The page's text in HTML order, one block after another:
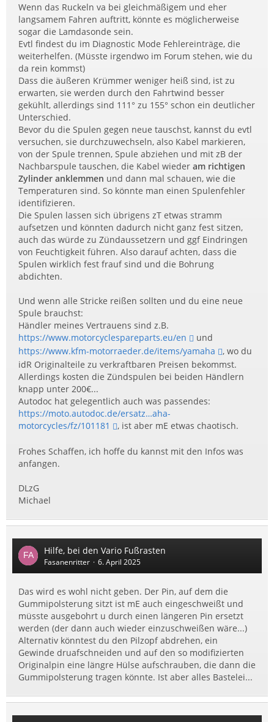
Wenn das Ruckeln va bei gleichmäßigem und eher
langsamem Fahren auftritt, könnte es möglicherweise
sogar die Lamdasonde sein.
Evtl findest du im Diagnostic Mode Fehlereinträge, die
weiterhelfen. (Müsste irgendwo im Forum stehen, wie du
da rein kommst)
Dass die äußeren Krümmer weniger heiß sind, ist zu
erwarten, sie werden durch den Fahrtwind besser
gekühlt, allerdings sind 111° zu 155° schon ein deutlicher
Unterschied.
Bevor du die Spulen gegen neue tauschst, kannst du evtl
versuchen, sie durchzuwechseln, also Kabel markieren,
von der Spule trennen, Spule abziehen und mit zB der
Nachbarspule tauschen, die Kabel wieder am richtigen
Zylinder anklemmen und dann mal schauen, wie die
Temperaturen sind. So könnte man einen Spulenfehler
identifizieren.
Die Spulen lassen sich übrigens zT etwas stramm
aufsetzen und könnten dadurch nicht ganz fest sitzen,
auch das würde zu Zündaussetzern und ggf Eindringen
von Feuchtigkeit führen. Also darauf achten, dass die
Spulen wirklich fest frauf sind und die Bohrung
abdichten.
Und wenn alle Stricke reißen sollten und du eine neue
Spule brauchst:
Händler meines Vertrauens sind z.B.
https://www.motorcyclespareparts.eu/en
und
https://www.kfm-motorraeder.de/items/yamaha
, wo du
idR Originalteile zu verkraftbaren Preisen bekommst.
Allerdings kosten die Zündspulen bei beiden Händlern
knapp unter 200€...
Autodoc hat gelegentlich auch was passendes:
https://moto.autodoc.de/ersatz…aha-
motorcycles/fz/101181
, ist aber mE etwas chaotisch.
Frohes Schaffen, ich hoffe du kannst mit den Infos was
anfangen.
DLzG
Michael
Hilfe, bei den Vario Fußrasten
Fasanenritter 6. April 2025
Das wird es wohl nicht geben. Der Pin, auf dem die
Gummipolsterung sitzt ist mE auch eingeschweißt und
müsste ausgebohrt u durch einen längeren Pin ersetzt
werden (der dann auch wieder einzuschweißen wäre...)
Alternativ könntest du den Pilzopf abdrehen, ein
Gewinde druafschneiden und auf den so modifizierten
Originalpin eine längre Hülse aufschrauben, die dann die
Gummipolsterung tragen könnte. Ist aber alles Bastelei...